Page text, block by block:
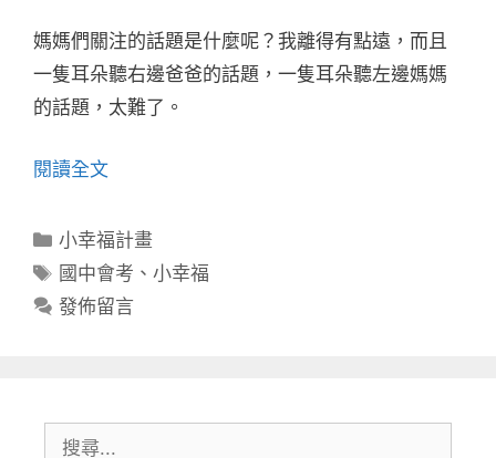
媽媽們關注的話題是什麼呢？我離得有點遠，而且
一隻耳朵聽右邊爸爸的話題，一隻耳朵聽左邊媽媽
的話題，太難了。
閱讀全文
分
類
小幸福計畫
標
籤
國中會考 、小幸福
發佈留言